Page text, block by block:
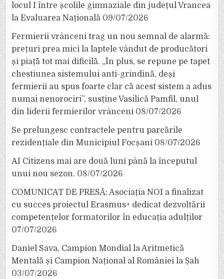
locul I între școlile gimnaziale din județul Vrancea
la Evaluarea Națională 09/07/2026
Fermierii vrânceni trag un nou semnal de alarmă:
prețuri prea mici la laptele vândut de producători
și piață tot mai dificilă. „În plus, se repune pe tapet
chestiunea sistemului anti-grindină, deși
fermierii au spus foarte clar că acest sistem a adus
numai nenorociri”, susține Vasilică Pamfil, unul
din liderii fermierilor vrânceni 08/07/2026
Se prelungesc contractele pentru parcările
rezidențiale din Municipiul Focșani 08/07/2026
AI Citizens mai are două luni până la începutul
unui nou sezon. 08/07/2026
COMUNICAT DE PRESĂ: Asociația NOI a finalizat
cu succes proiectul Erasmus+ dedicat dezvoltării
competențelor formatorilor în educația adulților
07/07/2026
Daniel Sava, Campion Mondial la Aritmetică
Mentală și Campion Național al României la Șah
03/07/2026